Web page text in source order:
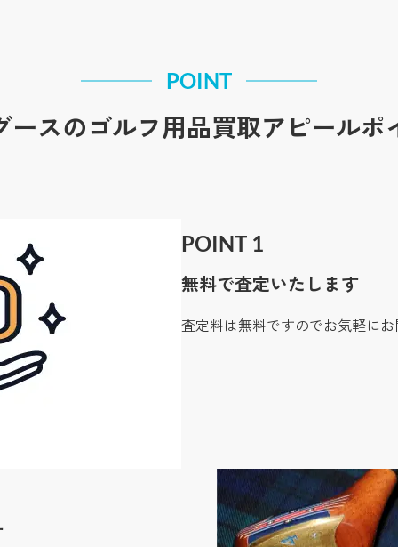
POINT
ースのゴルフ用品買取アピールポ
POINT 1
無料で査定いたします
査定料は無料ですのでお気軽にお